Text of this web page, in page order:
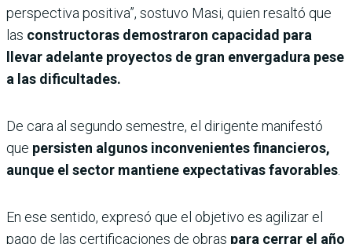
perspectiva positiva”, sostuvo Masi, quien resaltó que
las constructoras demostraron capacidad para
llevar adelante proyectos de gran envergadura pese
a las dificultades.
De cara al segundo semestre, el dirigente manifestó
que persisten algunos inconvenientes financieros,
aunque el sector mantiene expectativas favorables
En ese sentido, expresó que el objetivo es agilizar el
pago de las certificaciones de obras para cerrar el año